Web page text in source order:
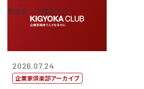
2026.07.24
企業家倶楽部アーカイブ